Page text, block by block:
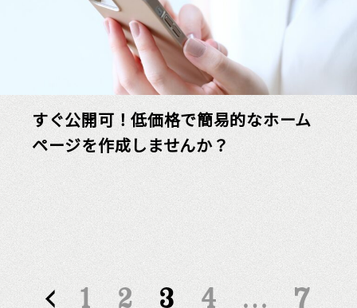
すぐ公開可！低価格で簡易的なホーム
ページを作成しませんか？
1 2 3 4 … 7